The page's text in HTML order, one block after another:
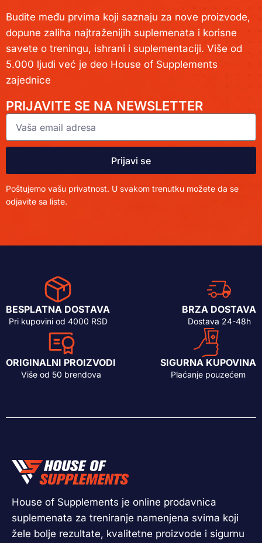
Budite među prvima koji saznaju za nove proizvode,
dopune zaliha najtraženijih suplemenata i korisne
savete o treningu, ishrani i suplementaciji. Više od
5.000 ljudi već je deo House of Supplements
zajednice
PRIJAVITE SE NA NEWSLETTER
Prijavi se
Poštujemo vašu privatnost. U svakom trenutku možete da se
odjavite sa liste.
BESPLATNA DOSTAVA
Pri kupovini od 4000 RSD
BRZA DOSTAVA
Dostava 24-48h
ORIGINALNI PROIZVODI
Više od 50 brendova
SIGURNA KUPOVINA
Plaćanje pouzećem
House of Supplements je online prodavnica
suplemenata za treniranje namenjena svima koji
žele bolje rezultate, kvalitetne proizvode i sigurnu